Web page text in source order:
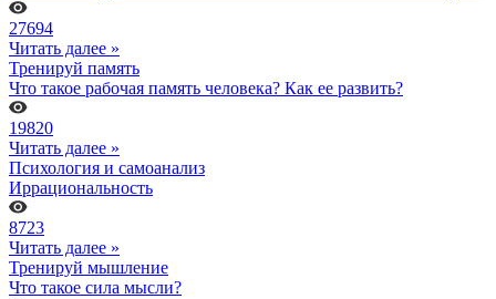
27694
Читать далее »
Тренируй память
Что такое рабочая память человека? Как ее развить?
19820
Читать далее »
Психология и самоанализ
Иррациональность
8723
Читать далее »
Тренируй мышление
Что такое сила мысли?